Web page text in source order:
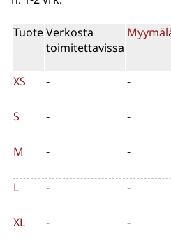
TuoteVerkosta
toimitettavissa
XS - -
S - -
M - -
L - -
XL - -